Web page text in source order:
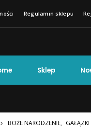
Regulamin sklepu
Sklep
BOŻE NARODZENIE, GAŁĄZKI